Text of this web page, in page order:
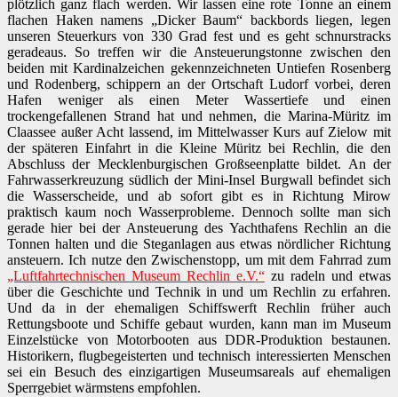
plötzlich ganz flach werden. Wir lassen eine rote Tonne an einem
flachen Haken namens „Dicker Baum“ backbords liegen, legen
unseren Steuerkurs von 330 Grad fest und es geht schnurstracks
geradeaus. So treffen wir die Ansteuerungstonne zwischen den
beiden mit Kardinalzeichen gekennzeichneten Untiefen Rosenberg
und Rodenberg, schippern an der Ortschaft Ludorf vorbei, deren
Hafen weniger als einen Meter Wassertiefe und einen
trockengefallenen Strand hat und nehmen, die Marina-Müritz im
Claassee außer Acht lassend, im Mittelwasser Kurs auf Zielow mit
der späteren Einfahrt in die Kleine Müritz bei Rechlin, die den
Abschluss der Mecklenburgischen Großseenplatte bildet. An der
Fahrwasserkreuzung südlich der Mini-Insel Burgwall befindet sich
die Wasserscheide, und ab sofort gibt es in Richtung Mirow
praktisch kaum noch Wasserprobleme. Dennoch sollte man sich
gerade hier bei der Ansteuerung des Yachthafens Rechlin an die
Tonnen halten und die Steganlagen aus etwas nördlicher Richtung
ansteuern. Ich nutze den Zwischenstopp, um mit dem Fahrrad zum
„Luftfahrtechnischen Museum Rechlin e.V.“ zu radeln und etwas
über die Geschichte und Technik in und um Rechlin zu erfahren.
Und da in der ehemaligen Schiffswerft Rechlin früher auch
Rettungsboote und Schiffe gebaut wurden, kann man im Museum
Einzelstücke von Motorbooten aus DDR-Produktion bestaunen.
Historikern, flugbegeisterten und technisch interessierten Menschen
sei ein Besuch des einzigartigen Museumsareals auf ehemaligen
Sperrgebiet wärmstens empfohlen.